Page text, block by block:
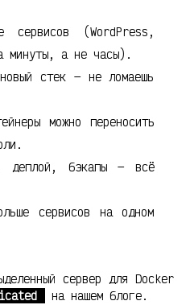
сервисов (WordPress,
минуты, а не часы).
стек — не ломаешь
можно переносить
деплой, бэкапы — всё
сервисов на одном
сервер для Docker
на нашем блоге.